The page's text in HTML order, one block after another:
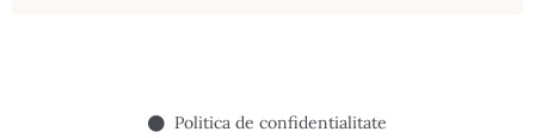
Politica de confidentialitate